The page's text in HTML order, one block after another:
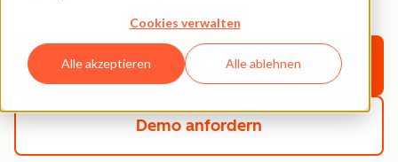
Cookies verwalten
Alle akzeptieren Alle ablehnen
Jetzt kostenlos loslegen
Demo anfordern